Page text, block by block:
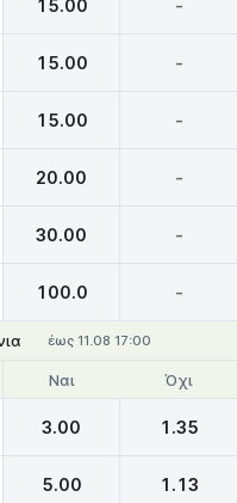
15.00 -
15.00 -
15.00 -
20.00 -
30.00 -
100.0 -
έως 11.08 17:00
Να φτάσει στον τελικό
Ναι Όχι
3.00 1.35
5.00 1.13